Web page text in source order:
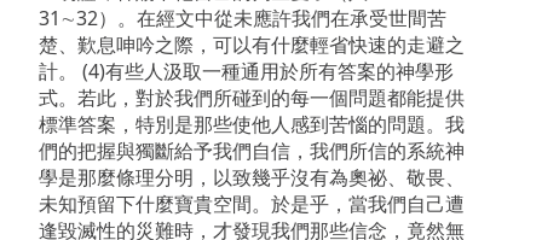
31∼32）。在經文中從未應許我們在承受世間苦
楚、歎息呻吟之際，可以有什麼輕省快速的走避之
計。 (4)有些人汲取一種通用於所有答案的神學形
式。若此，對於我們所碰到的每一個問題都能提供
標準答案，特別是那些使他人感到苦惱的問題。我
們的把握與獨斷給予我們自信，我們所信的系統神
學是那麼條理分明，以致幾乎沒有為奧祕、敬畏、
未知預留下什麼寶貴空間。於是乎，當我們自己遭
逢毀滅性的災難時，才發現我們那些信念，竟然無